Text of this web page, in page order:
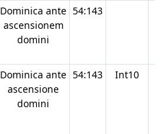
Dominica ante
ascensionem
domini
54:143
Dominica ante
ascensione
domini
54:143 Int10